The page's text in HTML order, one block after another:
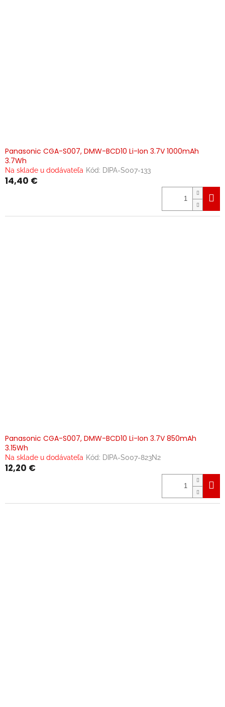
Panasonic CGA-S007, DMW-BCD10 Li-Ion 3.7V 1000mAh
3.7Wh
Na sklade u dodávateľa Kód: DIPA-S007-133
14,40 €
Panasonic CGA-S007, DMW-BCD10 Li-Ion 3.7V 850mAh
3.15Wh
Na sklade u dodávateľa Kód: DIPA-S007-823N2
12,20 €